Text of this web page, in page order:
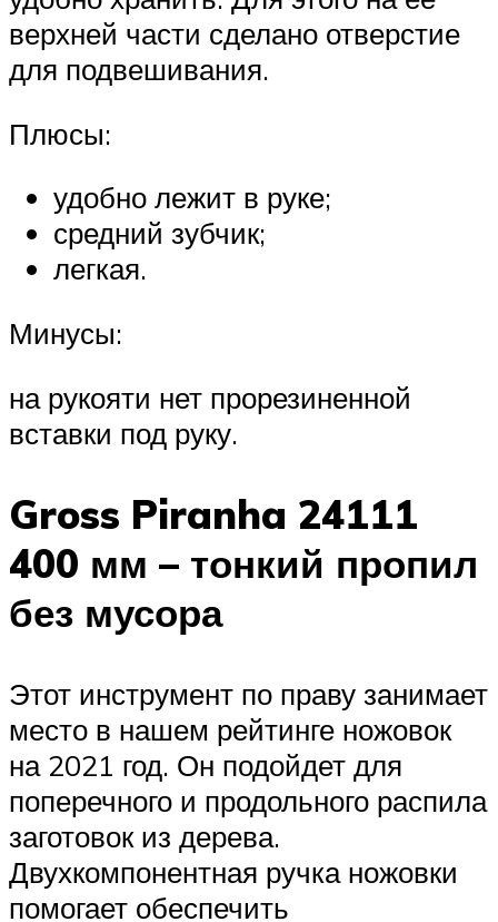
верхней части сделано отверстие
для подвешивания.
Плюсы:
удобно лежит в руке;
средний зубчик;
легкая.
Минусы:
на рукояти нет прорезиненной
вставки под руку.
Gross Piranha 24111
400 мм – тонкий пропил
без мусора
Этот инструмент по праву занимает
место в нашем рейтинге ножовок
на 2021 год. Он подойдет для
поперечного и продольного распила
заготовок из дерева.
Двухкомпонентная ручка ножовки
помогает обеспечить